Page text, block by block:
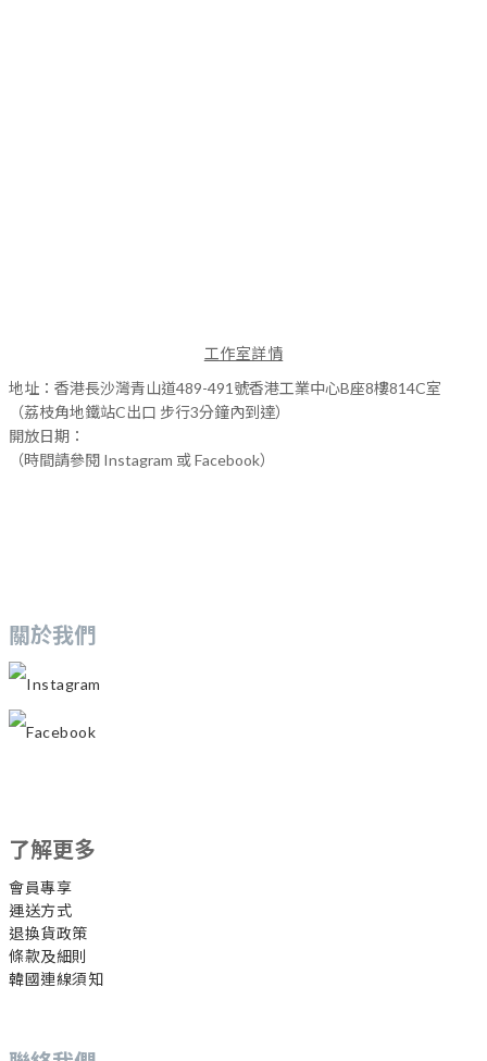
工作室詳情
地址：香港長沙灣青山道489-491號香港工業中心B座8樓814C室
（荔枝角地鐵站C出口 步行3分鐘內到達）
開放日期：
（時間請參閱 Instagram 或 Facebook）
關於我們
Instagram
Facebook
了解更多
會員專享
運送方式
退換貨政策
條款及細則
韓國連線須知